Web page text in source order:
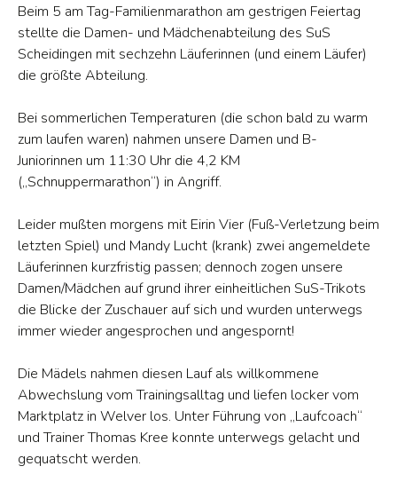
Beim 5 am Tag-Familienmarathon am gestrigen Feiertag
stellte die Damen- und Mädchenabteilung des SuS
Scheidingen mit sechzehn Läuferinnen (und einem Läufer)
die größte Abteilung.
Bei sommerlichen Temperaturen (die schon bald zu warm
zum laufen waren) nahmen unsere Damen und B-
Juniorinnen um 11:30 Uhr die 4,2 KM
(„Schnuppermarathon“) in Angriff.
Leider mußten morgens mit Eirin Vier (Fuß-Verletzung beim
letzten Spiel) und Mandy Lucht (krank) zwei angemeldete
Läuferinnen kurzfristig passen; dennoch zogen unsere
Damen/Mädchen auf grund ihrer einheitlichen SuS-Trikots
die Blicke der Zuschauer auf sich und wurden unterwegs
immer wieder angesprochen und angespornt!
Die Mädels nahmen diesen Lauf als willkommene
Abwechslung vom Trainingsalltag und liefen locker vom
Marktplatz in Welver los. Unter Führung von „Laufcoach“
und Trainer Thomas Kree konnte unterwegs gelacht und
gequatscht werden.